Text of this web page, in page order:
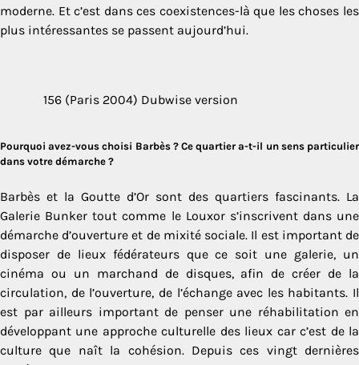
moderne. Et c’est dans ces coexistences-là que les choses les
plus intéressantes se passent aujourd’hui.
156 (Paris 2004) Dubwise version
Pourquoi avez-vous choisi Barbès ? Ce quartier a-t-il un sens particulier
dans votre démarche ?
Barbès et la Goutte d’Or sont des quartiers fascinants. La
Galerie Bunker tout comme le Louxor s’inscrivent dans une
démarche d’ouverture et de mixité sociale. Il est important de
disposer de lieux fédérateurs que ce soit une galerie, un
cinéma ou un marchand de disques, afin de créer de la
circulation, de l’ouverture, de l’échange avec les habitants. Il
est par ailleurs important de penser une réhabilitation en
développant une approche culturelle des lieux car c’est de la
culture que naît la cohésion. Depuis ces vingt dernières